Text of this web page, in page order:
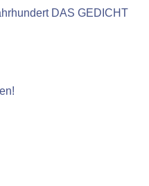
DAS GEDICHT